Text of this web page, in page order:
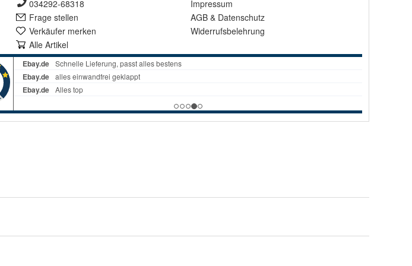
034292-68318
Frage stellen
Verkäufer merken
Alle Artikel
Impressum
AGB & Datenschutz
Widerrufsbelehrung